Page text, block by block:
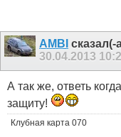
AMBI сказал(-
30.04.2013
А так же, ответь
защиту!
Клубная карта 070